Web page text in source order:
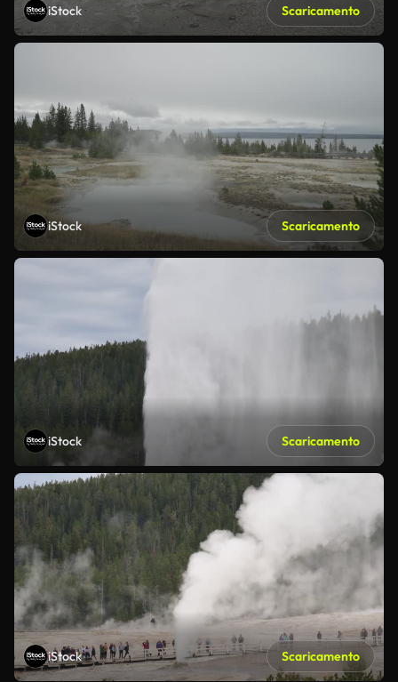
iStock Scaricamento
iStock Scaricamento
iStock Scaricamento
iStock Scaricamento